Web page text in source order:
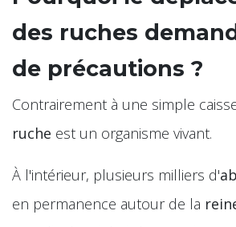
des ruches
de précautions ?
Contrairement à une simple
ruche est un organisme vivant.
À l'intérieur, plusieurs milliers d'
en permanence autour de la